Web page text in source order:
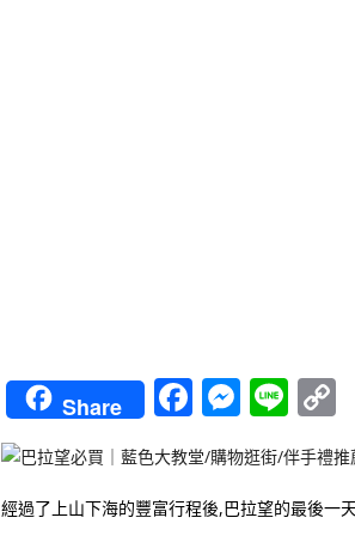
Share Facebook
Line
經過了上山下海的豐富行程後,巴拉望的最後一